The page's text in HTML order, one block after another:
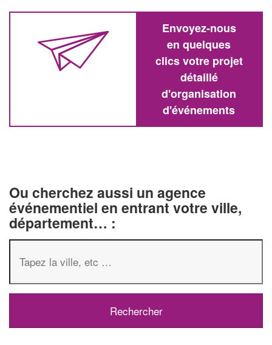
Envoyez-nous
en quelques
clics votre projet
détaillé
d'organisation
d'événements
Ou cherchez aussi un agence
événementiel en entrant votre ville,
département… :